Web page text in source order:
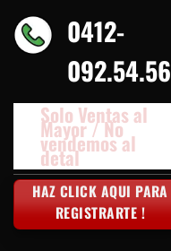
0412-
092.54.56
Solo Ventas al
Mayor / No
vendemos al
detal
HAZ CLICK AQUI PARA
REGISTRARTE !